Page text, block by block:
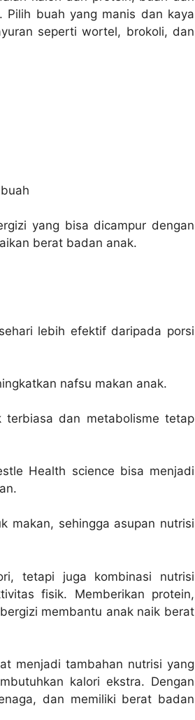
Pilih buah yang manis dan kaya
seperti wortel, brokoli, dan
yang bisa dicampur dengan
berat badan anak.
lebih efektif daripada porsi
nafsu makan anak.
dan metabolisme tetap
Health science bisa menjadi
makan, sehingga asupan nutrisi
tetapi juga kombinasi nutrisi
fisik. Memberikan protein,
membantu anak naik berat
menjadi tambahan nutrisi yang
kalori ekstra. Dengan
dan memiliki berat badan